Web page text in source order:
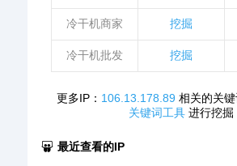
冷干机商家 挖掘
冷干机批发 挖掘
更多IP： 106.13.178.89 相关的关
关键词工具 进行挖掘
最近查看的IP